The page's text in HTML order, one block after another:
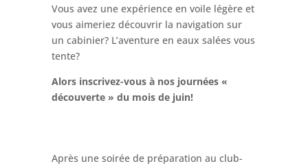
Vous avez une expérience en voile légère et
vous aimeriez découvrir la navigation sur
un cabinier? L’aventure en eaux salées vous
tente?
Alors inscrivez-vous à nos journées «
découverte » du mois de juin!
Après une soirée de préparation au club-